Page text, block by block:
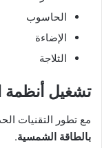
الحاسوب
الإضاءة
الثلاجة
تشغيل أنظمة
مع تطور التقنيات
بالطاقة الشمسية.